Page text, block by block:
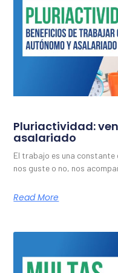
Pluriactividad:
asalariado
El trabajo es una
nos guste o no, nos
Read More